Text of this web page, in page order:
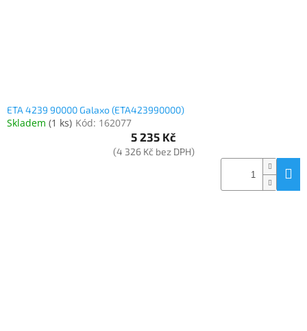
ETA 4239 90000 Galaxo (ETA423990000)
Skladem (1 ks) Kód: 162077
5 235 Kč
(4 326 Kč bez DPH)